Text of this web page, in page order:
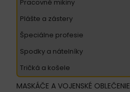
pracovné mikiny
plášte a zástery
špeciálne profesie
spodky a nátelníky
tričká a košele
MASKÁČE A VOJENSKÉ OBLEČENIE